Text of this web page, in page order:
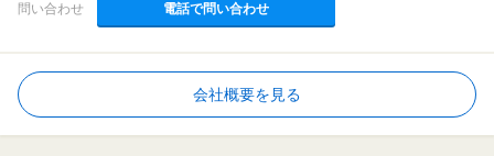
問い合わせ 電話で問い合わせ
会社概要を見る